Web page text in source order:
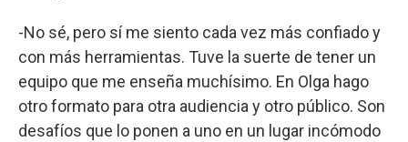
-No sé, pero sí me siento cada vez más confiado y
con más herramientas. Tuve la suerte de tener un
equipo que me enseña muchísimo. En Olga hago
otro formato para otra audiencia y otro público. Son
desafíos que lo ponen a uno en un lugar incómodo